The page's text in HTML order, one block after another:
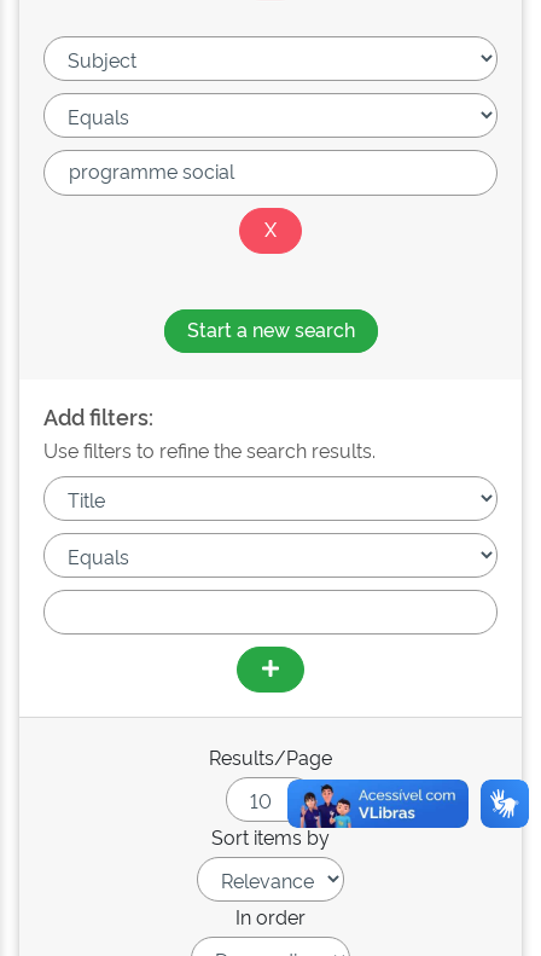
Start a new search
Add filters:
Use filters to refine the search results.
Results/Page
Sort items by
In order